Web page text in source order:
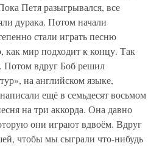
Петя разыгрывался, все
дурака. Потом начали
стали играть песню
как мир подходит к концу. Так
Потом вдруг Боб решил
на английском языке,
ещё в семьдесят восьмом
на три аккорда. Она давно
они играют вдвоём. Вдруг
чтобы мы сыграли что-нибудь